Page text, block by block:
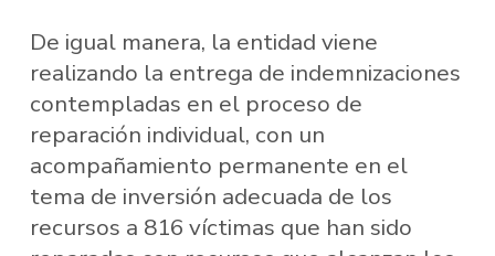
De igual manera, la entidad viene
realizando la entrega de indemnizaciones
contempladas en el proceso de
reparación individual, con un
acompañamiento permanente en el
tema de inversión adecuada de los
recursos a 816 víctimas que han sido